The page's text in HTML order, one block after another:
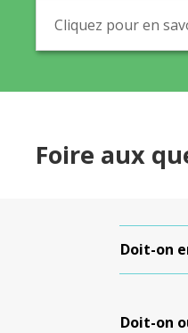
Cliquez pour en
Foire aux
Doit-on
Doit-on